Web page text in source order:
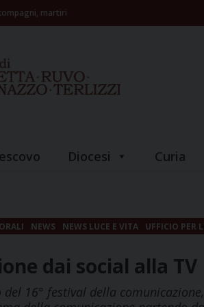
martiri
Diocesi Curia
NEWS NEWS LUCE E VITA UFFICIO PER
dai social alla TV
16° festival della